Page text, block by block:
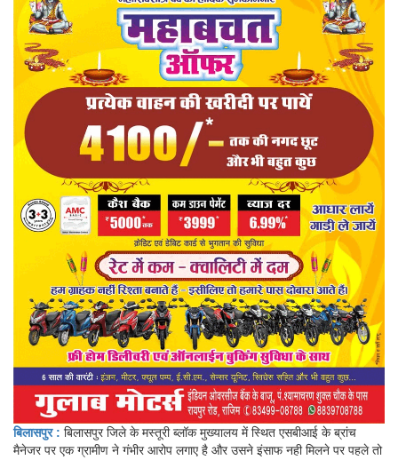
बिलासपुर : बिलासपुर जिले के मस्तूरी ब्लॉक मुख्यालय में स्थित एसबीआई के ब्रांच
मैनेजर पर एक ग्रामीण ने गंभीर आरोप लगाए है और उसने इंसाफ नही मिलने पर पहले तो